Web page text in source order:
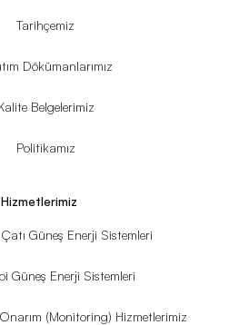
Tarihçemiz
Dökümanlarımız
Belgelerimiz
Politikamız
Hizmetlerimiz
Güneş Enerji Sistemleri
Güneş Enerji Sistemleri
(Monitoring) Hizmetlerimiz